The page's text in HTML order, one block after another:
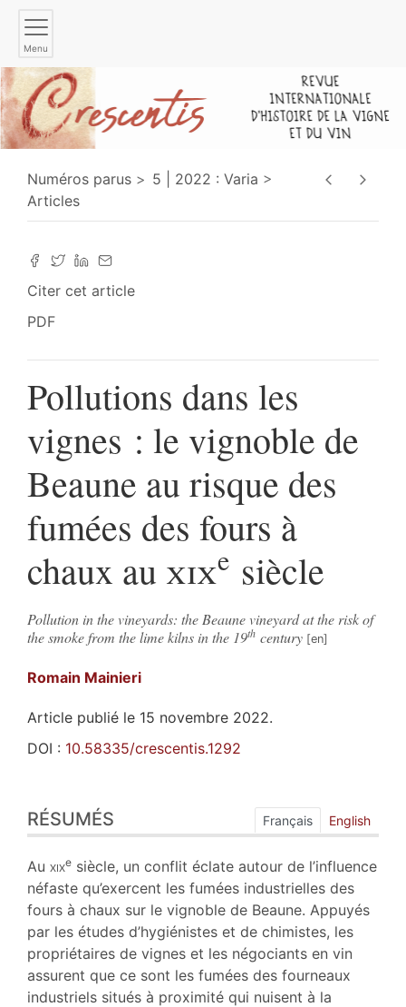
Menu
Numéros parus
5 | 2022 : Varia
Articles
Citer cet article
PDF
Pollutions dans les
vignes : le vignoble de
Beaune au risque des
fumées des fours à
chaux au xixe siècle
Pollution in the vineyards: the Beaune vineyard at the risk of
the smoke from the lime kilns in the 19th century
Romain Mainieri
Article publié le 15 novembre 2022.
DOI : 10.58335/crescentis.1292
Index
Plan
Texte
Bibliographie
Annexe
Notes
Illustrations
Citer cet article
Auteur
RÉSUMÉS Français English
Au xixe siècle, un conflit éclate autour de l’influence
néfaste qu’exercent les fumées industrielles des
fours à chaux sur le vignoble de Beaune. Appuyés
par les études d’hygiénistes et de chimistes, les
propriétaires de vignes et les négociants en vin
assurent que ce sont les fumées des fourneaux
industriels situés à proximité qui nuisent à la